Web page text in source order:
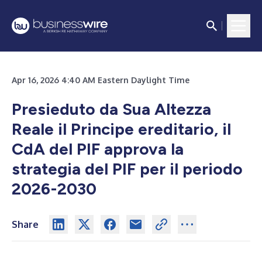
Apr 16, 2026 4:40 AM Eastern Daylight Time
Presieduto da Sua Altezza
Reale il Principe ereditario, il
CdA del PIF approva la
strategia del PIF per il periodo
2026-2030
Share